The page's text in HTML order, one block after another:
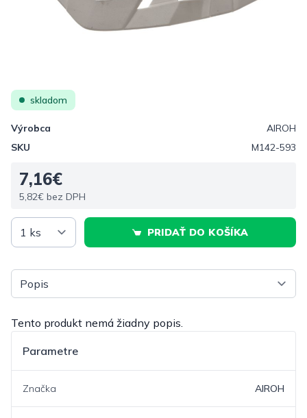
skladom
Výrobca
AIROH
SKU
M142-593
7,16€
5,82€ bez DPH
PRIDAŤ DO KOŠÍKA
Vyberte tab
Tento produkt nemá žiadny popis.
Parametre
Značka AIROH